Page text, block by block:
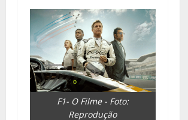
F1- O Filme - Foto:
Reprodução